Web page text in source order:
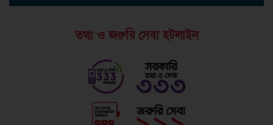
তথ্য ও জরুরি সেবা হটলাইন